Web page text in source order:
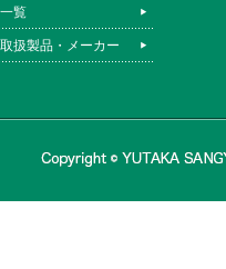
覧
扱製品・メーカー